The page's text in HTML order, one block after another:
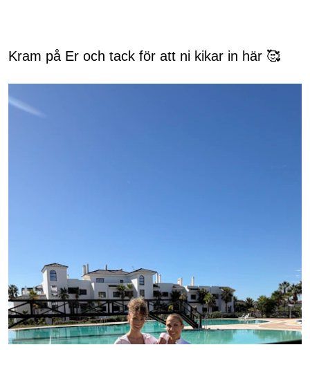
Kram på Er och tack för att ni kikar in här 🥰